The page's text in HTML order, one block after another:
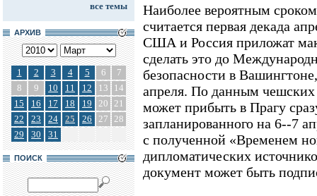
все темы
АРХИВ
1 2 3 4 5 6
7
8
9 10 11 12 13
14
15
16 17 18 19 20 21
22
23 24 25 26 27 28
29
30 31
ПОИСК
Наиболее вероятным
считается первая декада
США и Россия приложат
сделать это до
безопасности в
апреля. По данным
может прибыть в Прагу
запланированного на 6--7
с полученной «Временем
дипломатических
документ может быть